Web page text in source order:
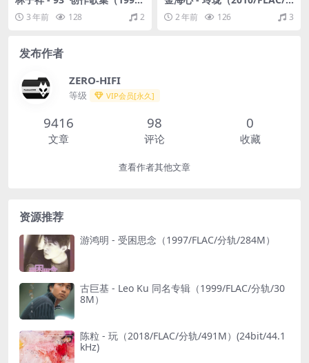
FLAC/分轨/317M）
3 年前 128 2
分轨/249M）
2 年前 126 3
发布作者
ZERO-HIFI
等级 VIP会员[永久]
9416
文章
98
评论
0
收藏
查看作者其他文章
资源推荐
游鸿明 - 受困思念（1997/FLAC/分轨/284M）
古巨基 - Leo Ku 同名专辑（1999/FLAC/分轨/30
8M）
陈粒 - 玩（2018/FLAC/分轨/491M）(24bit/44.1
kHz)